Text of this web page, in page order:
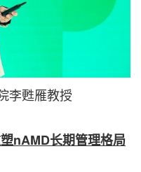
李甦雁教授
nAMD长期管理格局